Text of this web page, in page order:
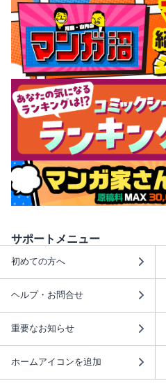
サポートメニュー
初めての方へ
ヘルプ・お問合せ
重要なお知らせ
ホームアイコンを追加